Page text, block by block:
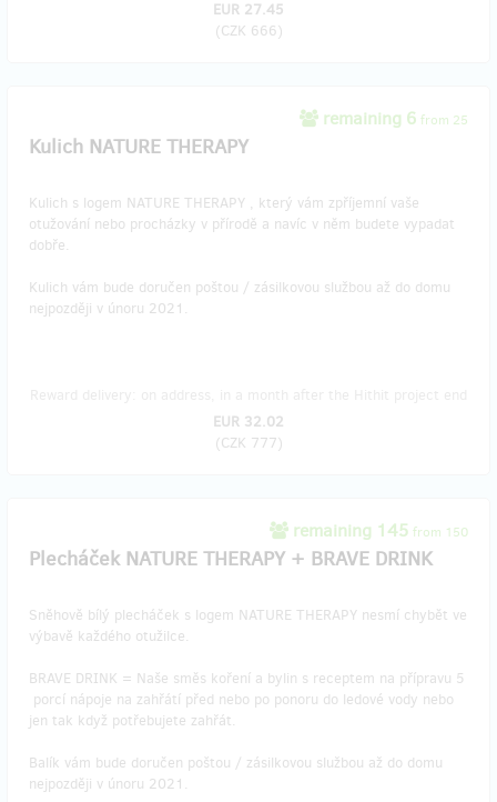
EUR 27.45
(CZK 666)
remaining 6 from 25
Kulich NATURE THERAPY
Kulich s logem NATURE THERAPY , který vám zpříjemní vaše
otužování nebo procházky v přírodě a navíc v něm budete vypadat
dobře.
Kulich vám bude doručen poštou / zásilkovou službou až do domu
nejpozději v únoru 2021.
EUR 32.02
(CZK 777)
remaining 145 from 150
Plecháček NATURE THERAPY + BRAVE DRINK
Sněhově bílý plecháček s logem NATURE THERAPY nesmí chybět ve
výbavě každého otužilce.
BRAVE DRINK = Naše směs koření a bylin s receptem na přípravu 5
porcí nápoje na zahřátí před nebo po ponoru do ledové vody nebo
jen tak když potřebujete zahřát.
Balík vám bude doručen poštou / zásilkovou službou až do domu
nejpozději v únoru 2021.